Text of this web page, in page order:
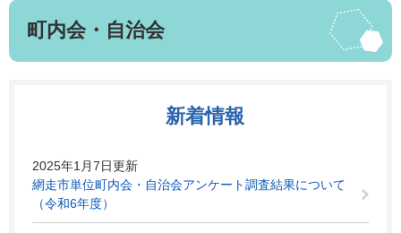
へ
本
町内会・自治会
新着情報
2025年1月7日更新
網走市単位町内会・自治会アンケート調査結果について
（令和6年度）